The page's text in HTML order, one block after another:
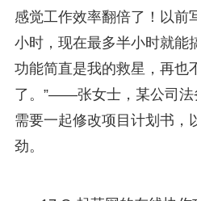
感觉工作效率翻倍了！以前
小时，现在最多半小时就能
功能简直是我的救星，再也
了。”——张女士，某公司法
需要一起修改项目计划书，
劲。